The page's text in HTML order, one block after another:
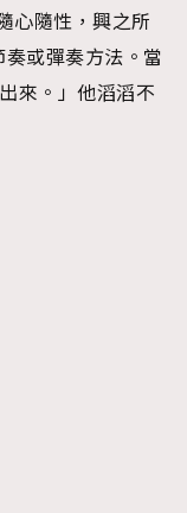
心隨性，興之所
或彈奏方法。當
來。」他滔滔不